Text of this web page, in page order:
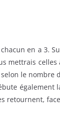
en a 3.
mettrais
le nombre
également
retournent,